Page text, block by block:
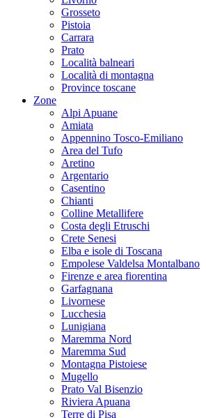
Grosseto
Pistoia
Carrara
Prato
Località balneari
Località di montagna
Province toscane
Zone
Alpi Apuane
Amiata
Appennino Tosco-Emiliano
Area del Tufo
Aretino
Argentario
Casentino
Chianti
Colline Metallifere
Costa degli Etruschi
Crete Senesi
Elba e isole di Toscana
Empolese Valdelsa Montalbano
Firenze e area fiorentina
Garfagnana
Livornese
Lucchesia
Lunigiana
Maremma Nord
Maremma Sud
Montagna Pistoiese
Mugello
Prato Val Bisenzio
Riviera Apuana
Terre di Pisa